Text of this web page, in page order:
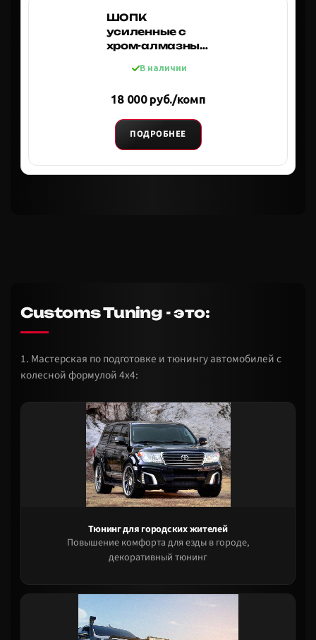
ШОПК
усиленные с
хром-алмазным
кастор +8 (к-т 2
редукторных
В наличии
18 000 руб./комп
ПОДРОБНЕЕ
Customs Tuning - это:
1. Мастерская по подготовке и тюнингу автомобилей с
колесной формулой 4х4:
Тюнинг для городских жителей
Повышение комфорта для езды в городе,
декоративный тюнинг